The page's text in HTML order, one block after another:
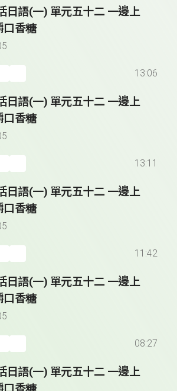
日語(一) 單元五十二 一邊上
口香糖
13:06
日語(一) 單元五十二 一邊上
口香糖
13:11
日語(一) 單元五十二 一邊上
口香糖
11:42
日語(一) 單元五十二 一邊上
口香糖
08:27
日語(一) 單元五十二 一邊上